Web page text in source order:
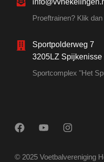
Proeftrainen? Klik dan
Sportpolderweg 7
3205LZ Spijkenisse
Sportcomplex "Het
© 2025 Voetbalvereniging